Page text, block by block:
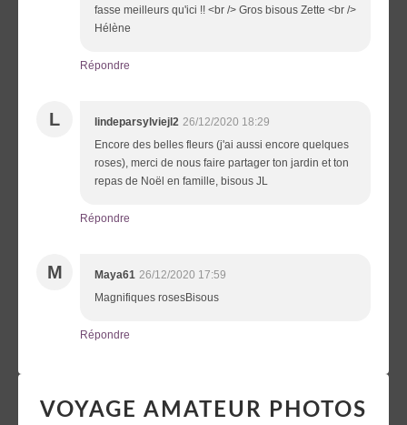
fasse meilleurs qu'ici !! <br /> Gros bisous Zette <br />
Hélène
Répondre
L lindeparsylviejl2 26/12/2020 18:29
Encore des belles fleurs (j'ai aussi encore quelques
roses), merci de nous faire partager ton jardin et ton
repas de Noël en famille, bisous JL
Répondre
M Maya61 26/12/2020 17:59
Magnifiques rosesBisous
Répondre
VOYAGE AMATEUR PHOTOS